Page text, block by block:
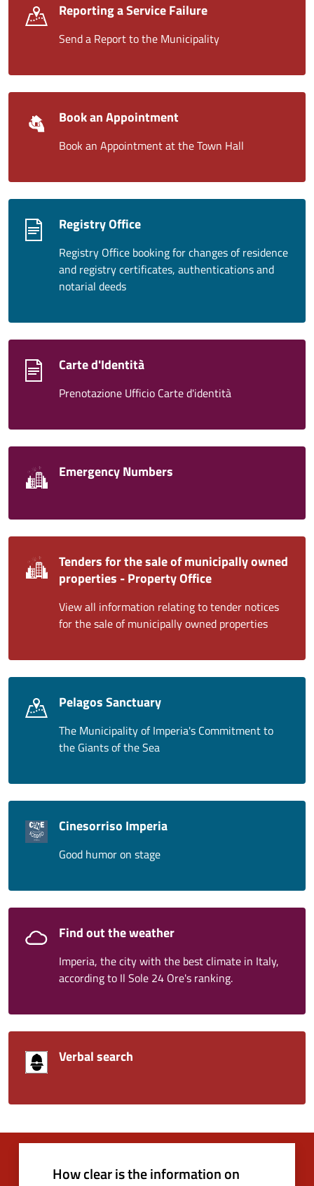
Reporting a Service Failure
Send a Report to the Municipality
Book an Appointment
Book an Appointment at the Town Hall
Registry Office
Registry Office booking for changes of residence
and registry certificates, authentications and
notarial deeds
Carte d'Identità
Prenotazione Ufficio Carte d'identità
Emergency Numbers
Tenders for the sale of municipally owned
properties - Property Office
View all information relating to tender notices
for the sale of municipally owned properties
Pelagos Sanctuary
The Municipality of Imperia's Commitment to
the Giants of the Sea
Cinesorriso Imperia
Good humor on stage
Find out the weather
Imperia, the city with the best climate in Italy,
according to Il Sole 24 Ore's ranking.
Verbal search
How clear is the information on